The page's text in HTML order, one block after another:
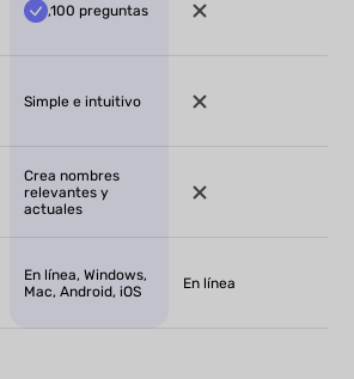
,100 preguntas
Simple e intuitivo
Crea nombres
relevantes y
actuales
En línea, Windows,
Mac, Android, iOS
En línea